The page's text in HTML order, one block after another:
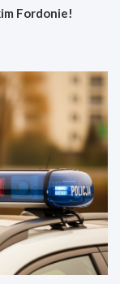
Fordonie!